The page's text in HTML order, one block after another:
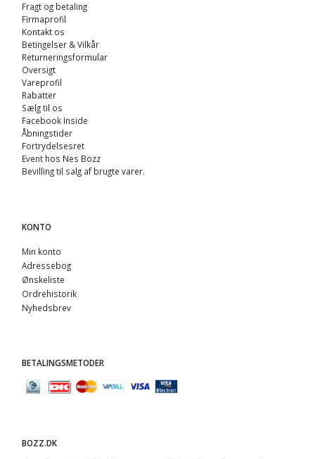
Fragt og betaling
Firmaprofil
Kontakt os
Betingelser & Vilkår
Returneringsformular
Oversigt
Vareprofil
Rabatter
Sælg til os
Facebook Inside
Åbningstider
Fortrydelsesret
Event hos Nes Bozz
Bevilling til salg af brugte varer.
KONTO
Min konto
Adressebog
Ønskeliste
Ordrehistorik
Nyhedsbrev
BETALINGSMETODER
BOZZ.DK